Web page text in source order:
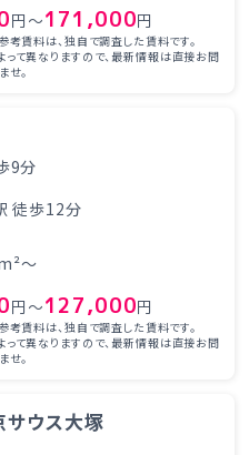
円～171,000円
考賃料は、独自で調査した賃料です。
って異なりますので、最新情報は直接お問
せ。
9分
徒歩12分
～
円～127,000円
考賃料は、独自で調査した賃料です。
って異なりますので、最新情報は直接お問
せ。
サウス大塚